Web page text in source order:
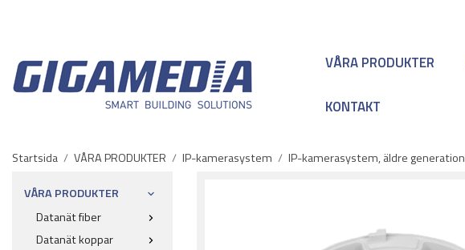
VÅRA PRODUKTER
KONTAKT
Startsida / VÅRA PRODUKTER / IP-kamerasystem / IP-kamerasystem, äldre generation
VÅRA PRODUKTER
Datanät fiber
Datanät koppar